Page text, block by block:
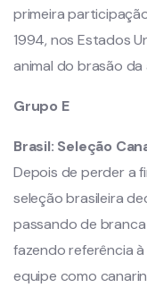
primeira
1994, nos Estados
animal do brasão
Grupo E
Brasil: Seleção
Depois de perder a
seleção brasileira
passando de branca
fazendo referência
equipe como